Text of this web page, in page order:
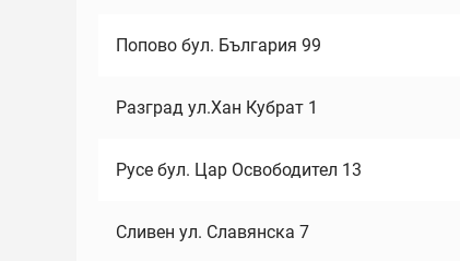
Попово бул. България 99
Разград ул.Хан Кубрат 1
Русе бул. Цар Освободител 13
Сливен ул. Славянска 7